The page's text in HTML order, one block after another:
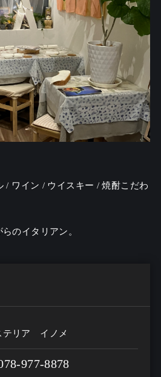
/ ワイン / ウイスキー / 焼酎こだわ
のイタリアン。
テリア イノメ
977-8878